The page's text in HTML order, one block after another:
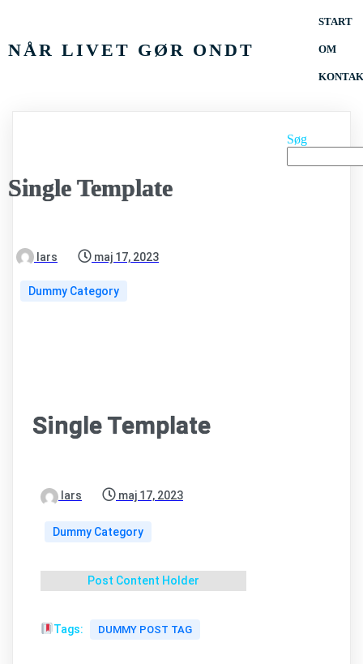
NÅR LIVET GØR ONDT
START
OM
Single Template
lars maj 17, 2023
Dummy Category
Single Template
lars maj 17, 2023
Dummy Category
Post Content Holder
Tags: DUMMY POST TAG
Søg